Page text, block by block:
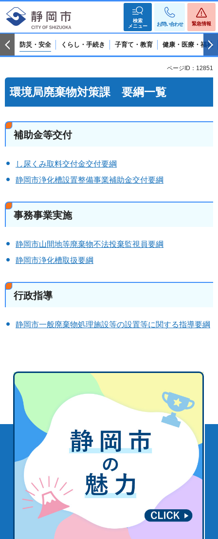
検索
メニュー
お問い合わせ 緊急情報
防災・安全 くらし・手続き 子育て・教育 健康・医療・福祉
ページID：12851
環境局廃棄物対策課 要綱一覧
補助金等交付
し尿くみ取料交付金交付要綱
静岡市浄化槽設置整備事業補助金交付要綱
事務事業実施
静岡市山間地等廃棄物不法投棄監視員要綱
静岡市浄化槽取扱要綱
行政指導
静岡市一般廃棄物処理施設等の設置等に関する指導要綱